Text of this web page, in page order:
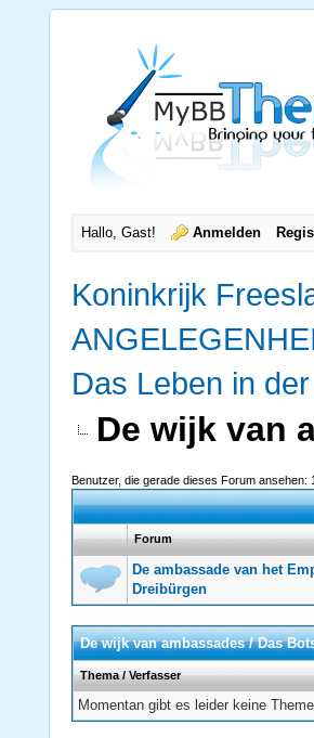
Hallo, Gast! Anmelden
Koninkrijk
Das Leben in
De wijk van
Benutzer, die gerade dieses Forum ansehen:
Forum
De ambassade van het
Dreibürgen
De wijk van ambassades / Das
Thema/Verfasser
Momentan gibt es leider keine